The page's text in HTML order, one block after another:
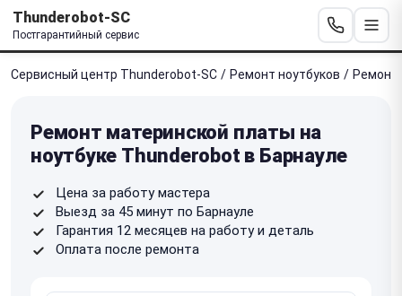
Thunderobot-SC
Постгарантийный сервис
Сервисный центр Thunderobot-SC / Ремонт ноутбуков / Ремонт
Ремонт материнской платы на
ноутбуке Thunderobot в Барнауле
Цена за работу мастера
Выезд за 45 минут по Барнауле
Гарантия 12 месяцев на работу и деталь
Оплата после ремонта